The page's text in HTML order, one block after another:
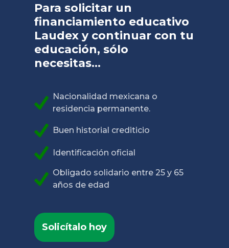
Para solicitar un
financiamiento educativo
Laudex y continuar con tu
educación, sólo
necesitas...
Nacionalidad mexicana o
residencia permanente.
Buen historial crediticio
Identificación oficial
Obligado solidario entre 25 y 65
años de edad
Solicítalo hoy